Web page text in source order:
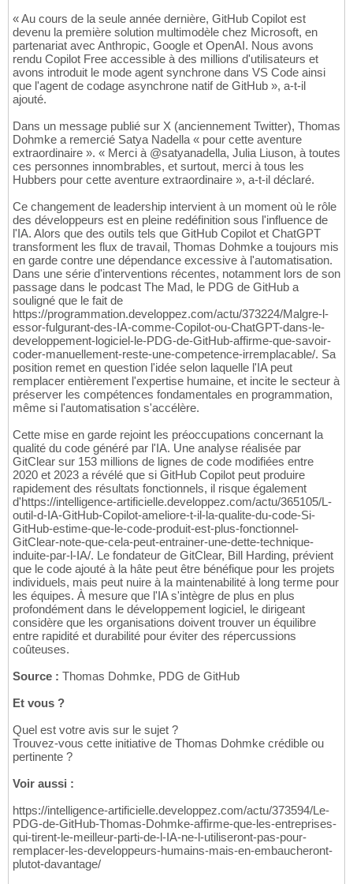
« Au cours de la seule année dernière, GitHub Copilot est
devenu la première solution multimodèle chez Microsoft, en
partenariat avec Anthropic, Google et OpenAI. Nous avons
rendu Copilot Free accessible à des millions d'utilisateurs et
avons introduit le mode agent synchrone dans VS Code ainsi
que l'agent de codage asynchrone natif de GitHub », a-t-il
ajouté.
Dans un message publié sur X (anciennement Twitter), Thomas
Dohmke a remercié Satya Nadella « pour cette aventure
extraordinaire ». « Merci à @satyanadella, Julia Liuson, à toutes
ces personnes innombrables, et surtout, merci à tous les
Hubbers pour cette aventure extraordinaire », a-t-il déclaré.
Ce changement de leadership intervient à un moment où le rôle
des développeurs est en pleine redéfinition sous l'influence de
l'IA. Alors que des outils tels que GitHub Copilot et ChatGPT
transforment les flux de travail, Thomas Dohmke a toujours mis
en garde contre une dépendance excessive à l'automatisation.
Dans une série d'interventions récentes, notamment lors de son
passage dans le podcast The Mad, le PDG de GitHub a
souligné que le fait de
https://programmation.developpez.com/actu/373224/Malgre-l-
essor-fulgurant-des-IA-comme-Copilot-ou-ChatGPT-dans-le-
developpement-logiciel-le-PDG-de-GitHub-affirme-que-savoir-
coder-manuellement-reste-une-competence-irremplacable/. Sa
position remet en question l'idée selon laquelle l'IA peut
remplacer entièrement l'expertise humaine, et incite le secteur à
préserver les compétences fondamentales en programmation,
même si l'automatisation s'accélère.
Cette mise en garde rejoint les préoccupations concernant la
qualité du code généré par l'IA. Une analyse réalisée par
GitClear sur 153 millions de lignes de code modifiées entre
2020 et 2023 a révélé que si GitHub Copilot peut produire
rapidement des résultats fonctionnels, il risque également
d'https://intelligence-artificielle.developpez.com/actu/365105/L-
outil-d-IA-GitHub-Copilot-ameliore-t-il-la-qualite-du-code-Si-
GitHub-estime-que-le-code-produit-est-plus-fonctionnel-
GitClear-note-que-cela-peut-entrainer-une-dette-technique-
induite-par-l-IA/. Le fondateur de GitClear, Bill Harding, prévient
que le code ajouté à la hâte peut être bénéfique pour les projets
individuels, mais peut nuire à la maintenabilité à long terme pour
les équipes. À mesure que l'IA s'intègre de plus en plus
profondément dans le développement logiciel, le dirigeant
considère que les organisations doivent trouver un équilibre
entre rapidité et durabilité pour éviter des répercussions
coûteuses.
Source : Thomas Dohmke, PDG de GitHub
Et vous ?
Quel est votre avis sur le sujet ?
Trouvez-vous cette initiative de Thomas Dohmke crédible ou
pertinente ?
Voir aussi :
https://intelligence-artificielle.developpez.com/actu/373594/Le-
PDG-de-GitHub-Thomas-Dohmke-affirme-que-les-entreprises-
qui-tirent-le-meilleur-parti-de-l-IA-ne-l-utiliseront-pas-pour-
remplacer-les-developpeurs-humains-mais-en-embaucheront-
plutot-davantage/